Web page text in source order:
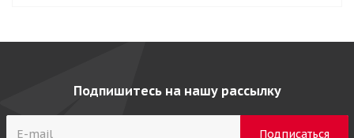
Подпишитесь на нашу рассылку